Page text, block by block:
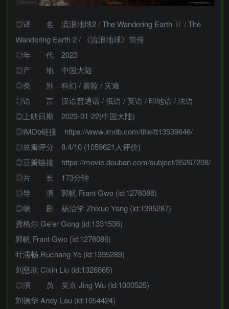
◎译 名 流浪地球2 / The Wandering Earth Ⅱ / The
Wandering Earth 2 / 《流浪地球》前传
◎年 代 2023
◎产 地 中国大陆
◎类 别 科幻 / 冒险 / 灾难
◎语 言 汉语普通话 / 俄语 / 英语 / 印地语 / 法语
◎上映日期 2023-01-22(中国大陆)
◎IMDb链接 https://www.imdb.com/title/tt13539646/
◎豆瓣评分 8.4/10 (1059621人评价)
◎豆瓣链接 https://movie.douban.com/subject/35267208/
◎片 长 173分钟
◎导 演 郭帆 Frant Gwo (id:1276086)
◎编 剧 杨治学 Zhixue Yang (id:1395287)
龚格尔 Ge’er Gong (id:1331536)
郭帆 Frant Gwo (id:1276086)
叶濡畅 Ruchang Ye (id:1395289)
刘慈欣 Cixin Liu (id:1326565)
◎演 员 吴京 Jing Wu (id:1000525)
刘德华 Andy Lau (id:1054424)